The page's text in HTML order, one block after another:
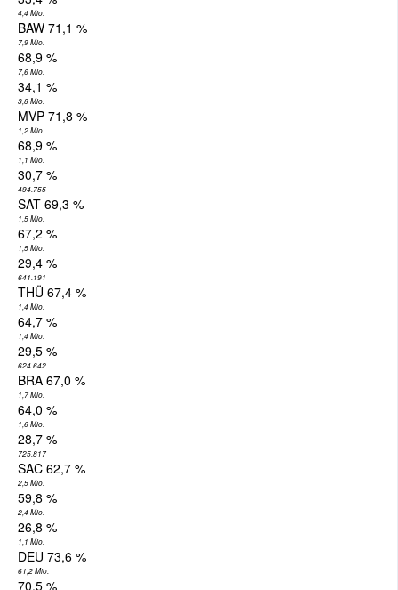
4,4 Mio.
BAW 71,1 %
7,9 Mio.
68,9 %
7,6 Mio.
34,1 %
3,8 Mio.
MVP 71,8 %
1,2 Mio.
68,9 %
1,1 Mio.
30,7 %
494.755
SAT 69,3 %
1,5 Mio.
67,2 %
1,5 Mio.
29,4 %
641.191
THÜ 67,4 %
1,4 Mio.
64,7 %
1,4 Mio.
29,5 %
624.642
BRA 67,0 %
1,7 Mio.
64,0 %
1,6 Mio.
28,7 %
725.817
SAC 62,7 %
2,5 Mio.
59,8 %
2,4 Mio.
26,8 %
1,1 Mio.
DEU 73,6 %
61,2 Mio.
70,5 %